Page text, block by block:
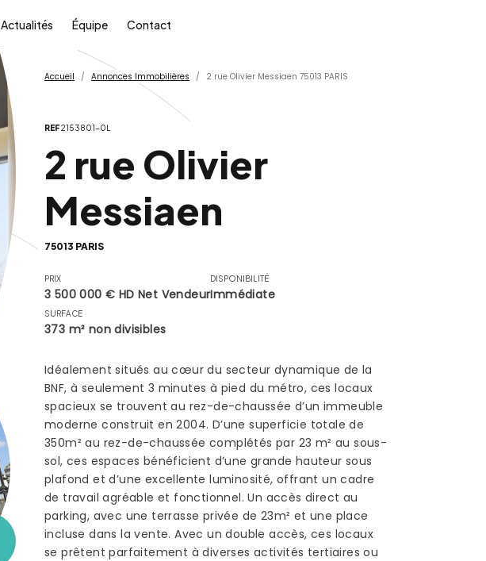
Actualités Équipe Contact
Accueil Annonces Immobilières 2 rue Olivier Messiaen 75013 PARIS
REF2153801-0L
2 rue Olivier
Messiaen
75013 PARIS
PRIX
3 500 000 € HD Net Vendeur
SURFACE
373 m² non divisibles
DISPONIBILITÉ
Immédiate
Idéalement situés au cœur du secteur dynamique de la
BNF, à seulement 3 minutes à pied du métro, ces locaux
spacieux se trouvent au rez-de-chaussée d’un immeuble
moderne construit en 2004. D’une superficie totale de
350m² au rez-de-chaussée complétés par 23 m² au sous-
sol, ces espaces bénéficient d’une grande hauteur sous
plafond et d’une excellente luminosité, offrant un cadre
de travail agréable et fonctionnel. Un accès direct au
parking, avec une terrasse privée de 23m² et une place
incluse dans la vente. Avec un double accès, ces locaux
se prêtent parfaitement à diverses activités tertiaires ou